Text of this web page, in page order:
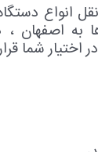
انواع
به اصفهان
اختیار شما